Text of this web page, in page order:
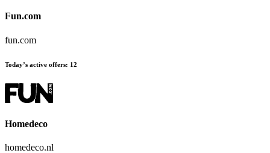
Fun.com
fun.com
Today’s active offers: 12
Homedeco
homedeco.nl